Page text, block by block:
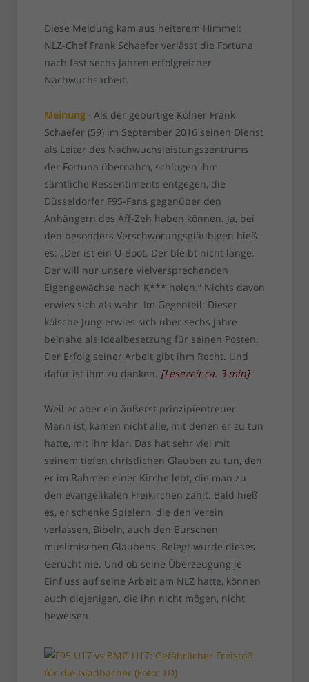
Diese Meldung kam aus heiterem Himmel:
NLZ-Chef Frank Schaefer verlässt die Fortuna
nach fast sechs Jahren erfolgreicher
Nachwuchsarbeit.
Meinung · Als der gebürtige Kölner Frank
Schaefer (59) im September 2016 seinen Dienst
als Leiter des Nachwuchsleistungszentrums
der Fortuna übernahm, schlugen ihm
sämtliche Ressentiments entgegen, die
Düsseldorfer F95-Fans gegenüber den
Anhängern des Äff-Zeh haben können. Ja, bei
den besonders Verschwörungsgläubigen hieß
es: „Der ist ein U-Boot. Der bleibt nicht lange.
Der will nur unsere vielversprechenden
Eigengewächse nach K*** holen.“ Nichts davon
erwies sich als wahr. Im Gegenteil: Dieser
kölsche Jung erwies sich über sechs Jahre
beinahe als Idealbesetzung für seinen Posten.
Der Erfolg seiner Arbeit gibt ihm Recht. Und
dafür ist ihm zu danken. [Lesezeit ca. 3 min]
Weil er aber ein äußerst prinzipientreuer
Mann ist, kamen nicht alle, mit denen er zu tun
hatte, mit ihm klar. Das hat sehr viel mit
seinem tiefen christlichen Glauben zu tun, den
er im Rahmen einer Kirche lebt, die man zu
den evangelikalen Freikirchen zählt. Bald hieß
es, er schenke Spielern, die den Verein
verlassen, Bibeln, auch den Burschen
muslimischen Glaubens. Belegt wurde dieses
Gerücht nie. Und ob seine Überzeugung je
Einfluss auf seine Arbeit am NLZ hatte, können
auch diejenigen, die ihn nicht mögen, nicht
beweisen.